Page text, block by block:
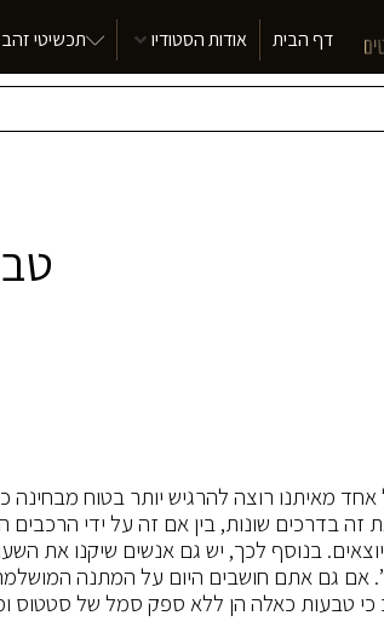
דף הבית אודות הסטודיו תכשיטי זהב
מאיתנו רוצה להרגיש יותר בטוח מבחינה
זה בדרכים שונות, בין אם זה על ידי הרכבים
בנוסף לכך, יש גם אנשים שיקנו את
אם גם אתם חושבים היום על המתנה
טבעות כאלה הן ללא ספק סמל של סטטוס